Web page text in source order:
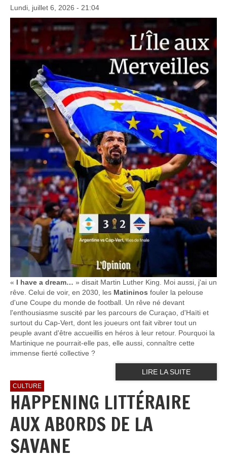
Lundi, juillet 6, 2026 - 21:04
« I have a dream… » disait Martin Luther King. Moi aussi, j'ai un
rêve. Celui de voir, en 2030, les Matininos fouler la pelouse
d'une Coupe du monde de football. Un rêve né devant
l'enthousiasme suscité par les parcours de Curaçao, d'Haïti et
surtout du Cap-Vert, dont les joueurs ont fait vibrer tout un
peuple avant d'être accueillis en héros à leur retour. Pourquoi la
Martinique ne pourrait-elle pas, elle aussi, connaître cette
immense fierté collective ?
LIRE LA SUITE
CULTURE
HAPPENING LITTÉRAIRE
AUX ABORDS DE LA
SAVANE